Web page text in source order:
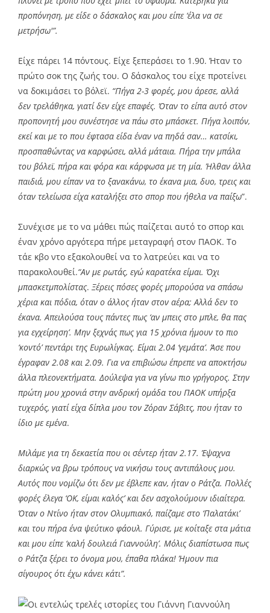
προπόνηση, με είδε ο δάσκαλος και μου είπε ‘έλα να σε
μετρήσω'”.
Είχε πάρει 14 πόντους. Είχε ξεπεράσει το 1.90. Ήταν το
πρώτο σοκ της ζωής του. Ο δάσκαλος του είχε προτείνει
να δοκιμάσει το βόλεϊ. “Πήγα 2-3 φορές, μου άρεσε, αλλά
δεν τρελάθηκα, γιατί δεν είχε επαφές. Όταν το είπα αυτό στον
προπονητή μου συνέστησε να πάω στο μπάσκετ. Πήγα λοιπόν,
εκεί και με το που έφτασα είδα έναν να πηδά σαν… κατσίκι,
προσπαθώντας να καρφώσει, αλλά μάταια. Πήρα την μπάλα
του βόλεϊ, πήρα και φόρα και κάρφωσα με τη μία. Ήλθαν άλλα
παιδιά, μου είπαν να το ξανακάνω, το έκανα μια, δυο, τρεις και
όταν τελείωσα είχα καταλήξει στο σπορ που ήθελα να παίξω”.
Συνέχισε με το να μάθει πώς παίζεται αυτό το σπορ και
έναν χρόνο αργότερα πήρε μεταγραφή στον ΠΑΟΚ. Το
τάε κβο ντο εξακολουθεί να το λατρεύει και να το
παρακολουθεί.“Αν με ρωτάς, εγώ καρατέκα είμαι. Όχι
μπασκετμπολίστας. Ξέρεις πόσες φορές μπορούσα να σπάσω
χέρια και πόδια, όταν ο άλλος ήταν στον αέρα; Αλλά δεν το
έκανα. Απειλούσα τους πάντες πως ‘αν μπεις στο μπλε, θα πας
για εγχείρηση’. Μην ξεχνάς πως για 15 χρόνια ήμουν το πιο
‘κοντό’ πεντάρι της Ευρωλίγκας. Είμαι 2.04 ‘γεμάτα’. Άσε που
έγραφαν 2.08 και 2.09. Για να επιβιώσω έπρεπε να αποκτήσω
άλλα πλεονεκτήματα. Δούλεψα για να γίνω πιο γρήγορος. Στην
πρώτη μου χρονιά στην ανδρική ομάδα του ΠΑΟΚ υπήρξα
τυχερός, γιατί είχα δίπλα μου τον Ζόραν Σάβιτς, που ήταν το
ίδιο με εμένα.
Μιλάμε για τη δεκαετία που οι σέντερ ήταν 2.17. Έψαχνα
διαρκώς να βρω τρόπους να νικήσω τους αντιπάλους μου.
Αυτός που νομίζω ότι δεν με έβλεπε καν, ήταν ο Ράτζα. Πολλές
φορές έλεγα ‘ΟΚ, είμαι καλός’ και δεν ασχολούμουν ιδιαίτερα.
Όταν ο Ντίνο ήταν στον Ολυμπιακό, παίζαμε στο ‘Παλατάκι’
και του πήρα ένα ψεύτικο φάουλ. Γύρισε, με κοίταξε στα μάτια
και μου είπε ‘καλή δουλειά Γιαννούλη’. Μόλις διαπίστωσα πως
ο Ράτζα ξέρει το όνομα μου, έπαθα πλάκα! Ήμουν πια
σίγουρος ότι έχω κάνει κάτι”.